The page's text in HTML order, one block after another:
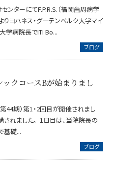
ンターにてF.P.R.S.（福岡歯周病学
りヨハネス・グーテンベルク大学マイ
学病院長でITI Bo...
ブログ
クコースBが始まりまし
44期）第1・2回目が開催されまし
れました。 1日目は、当院院長の
基礎...
ブログ